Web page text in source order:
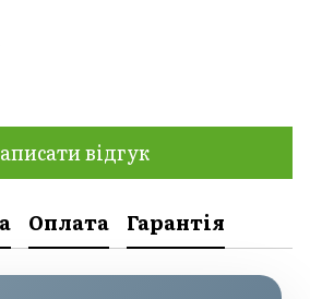
відгук
Оплата Гарантія